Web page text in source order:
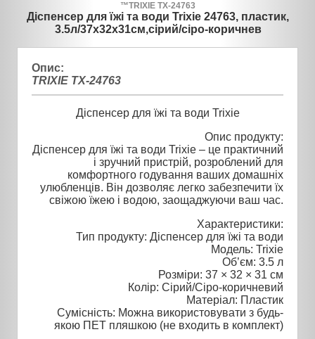
™TRIXIE TX-24763
Діспенсер для їжі та води Trixie 24763, пластик,
3.5л/37х32х31см,сірий/сіро-коричнев
Опис:
TRIXIE TX-24763
Діспенсер для їжі та води Trixie
Опис продукту:
Діспенсер для їжі та води Trixie – це практичний
і зручний пристрій, розроблений для
комфортного годування ваших домашніх
улюбленців. Він дозволяє легко забезпечити їх
свіжою їжею і водою, заощаджуючи ваш час.
Характеристики:
Тип продукту: Діспенсер для їжі та води
Модель: Trixie
Об’єм: 3.5 л
Розміри: 37 × 32 × 31 см
Колір: Сірий/Сіро-коричневий
Матеріал: Пластик
Сумісність: Можна використовувати з будь-
якою ПЕТ пляшкою (не входить в комплект)